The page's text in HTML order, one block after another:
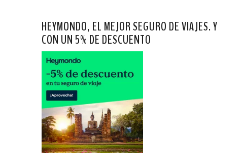
HEYMONDO, EL MEJOR SEGURO DE VIAJES. Y
CON UN 5% DE DESCUENTO